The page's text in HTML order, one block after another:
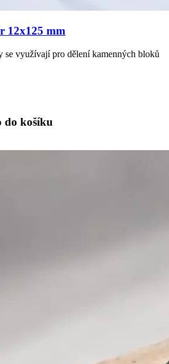
12x125 mm
se využívají pro dělení kamenných bloků
do košíku